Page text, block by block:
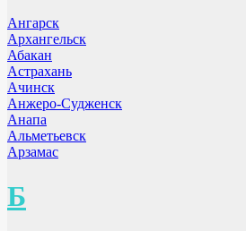
Ангарск
Архангельск
Абакан
Астрахань
Ачинск
Анжеро-Судженск
Анапа
Альметьевск
Арзамас
Б